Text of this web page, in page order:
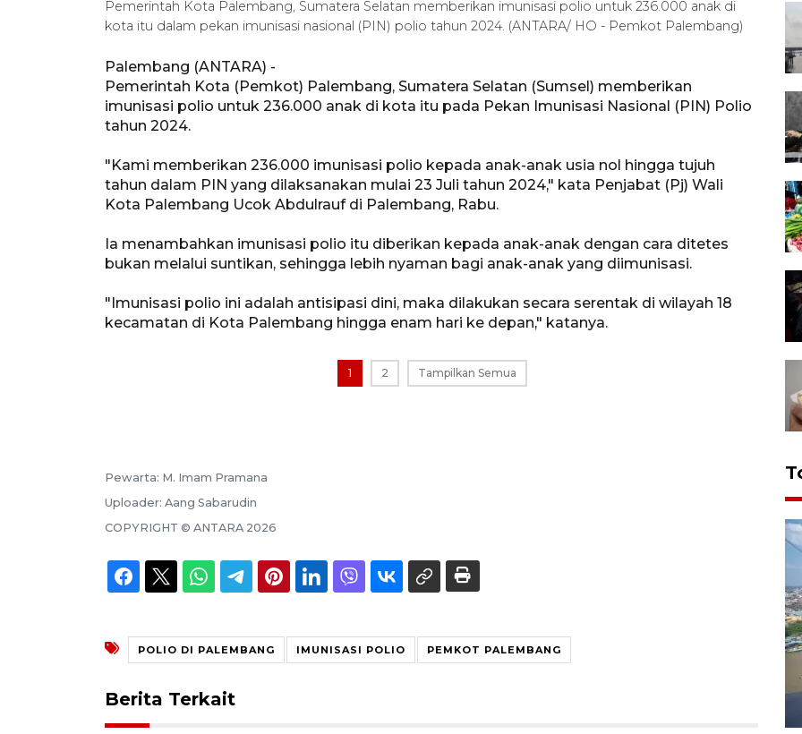
Pemerintah Kota Palembang, Sumatera Selatan memberikan imunisasi polio untuk 236.000 anak di
kota itu dalam pekan imunisasi nasional (PIN) polio tahun 2024. (ANTARA/ HO - Pemkot Palembang)
Palembang (ANTARA) -
Pemerintah Kota (Pemkot) Palembang, Sumatera Selatan (Sumsel) memberikan
imunisasi polio untuk 236.000 anak di kota itu pada Pekan Imunisasi Nasional (PIN) Polio
tahun 2024.
"Kami memberikan 236.000 imunisasi polio kepada anak-anak usia nol hingga tujuh
tahun dalam PIN yang dilaksanakan mulai 23 Juli tahun 2024," kata Penjabat (Pj) Wali
Kota Palembang Ucok Abdulrauf di Palembang, Rabu.
Ia menambahkan imunisasi polio itu diberikan kepada anak-anak dengan cara ditetes
bukan melalui suntikan, sehingga lebih nyaman bagi anak-anak yang diimunisasi.
"Imunisasi polio ini adalah antisipasi dini, maka dilakukan secara serentak di wilayah 18
kecamatan di Kota Palembang hingga enam hari ke depan," katanya.
1 2 Tampilkan Semua
Pewarta: M. Imam Pramana
Uploader: Aang Sabarudin
COPYRIGHT © ANTARA 2026
POLIO DI PALEMBANG IMUNISASI POLIO PEMKOT PALEMBANG
Berita Terkait